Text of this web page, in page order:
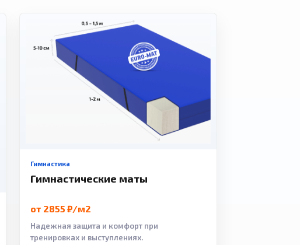
Гимнастика
Гимнастические маты
от 2855 ₽/м2
Надежная защита и комфорт при
тренировках и выступлениях.